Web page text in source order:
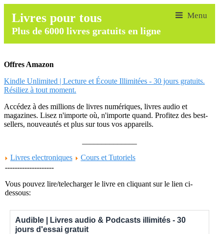
Livres pour tous
Plus de 6000 livres gratuits en ligne
Offres Amazon
Kindle Unlimited | Lecture et Écoute Illimitées - 30 jours gratuits.
Résiliez à tout moment.
Accédez à des millions de livres numériques, livres audio et
magazines. Lisez n'importe où, n'importe quand. Profitez des best-
sellers, nouveautés et plus sur tous vos appareils.
Livres electroniques
Cours et Tutoriels
--------------------
Vous pouvez lire/telecharger le livre en cliquant sur le lien ci-
dessous:
Audible | Livres audio & Podcasts illimités - 30
jours d'essai gratuit